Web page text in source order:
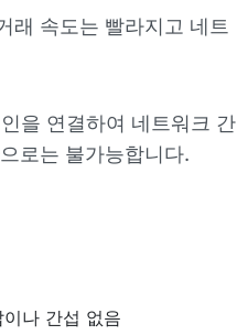
래 속도는 빨라지고 네트
을 연결하여 네트워크 간
로는 불가능합니다.
나 간섭 없음